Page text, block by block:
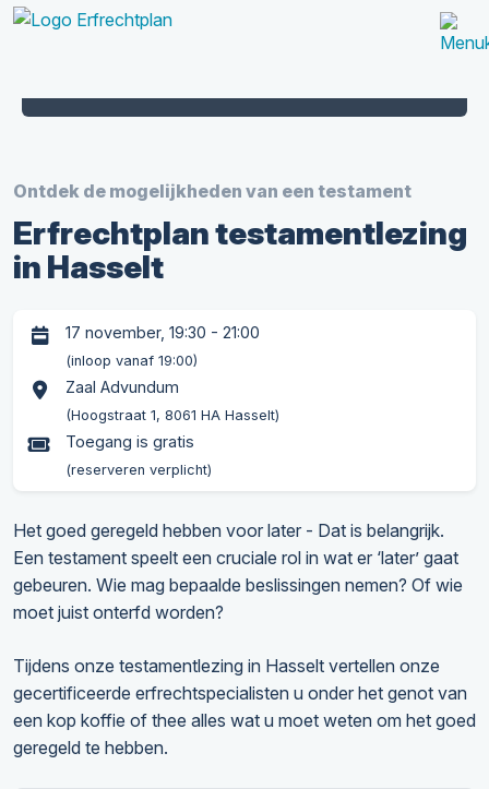
Ontdek de mogelijkheden van een testament
Erfrechtplan testamentlezing
in Hasselt
17 november, 19:30 - 21:00
(inloop vanaf 19:00)
Zaal Advundum
(Hoogstraat 1, 8061 HA Hasselt)
Toegang is gratis
(reserveren verplicht)
Het goed geregeld hebben voor later - Dat is belangrijk.
Een testament speelt een cruciale rol in wat er ‘later’ gaat
gebeuren. Wie mag bepaalde beslissingen nemen? Of wie
moet juist onterfd worden?
Tijdens onze testamentlezing in Hasselt vertellen onze
gecertificeerde erfrechtspecialisten u onder het genot van
een kop koffie of thee alles wat u moet weten om het goed
geregeld te hebben.